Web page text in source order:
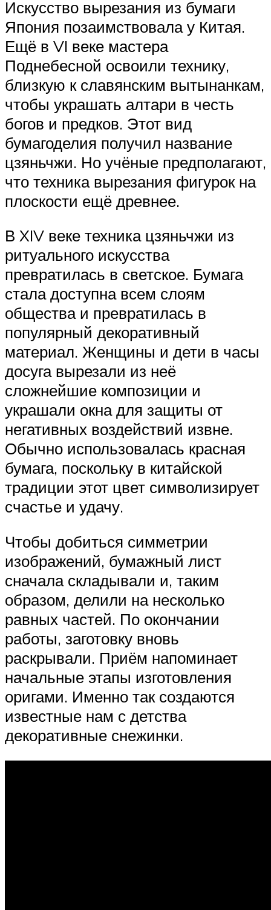
Искусство вырезания из бумаги
Япония позаимствовала у Китая.
Ещё в VI веке мастера
Поднебесной освоили технику,
близкую к славянским вытынанкам,
чтобы украшать алтари в честь
богов и предков. Этот вид
бумагоделия получил название
цзяньчжи. Но учёные предполагают,
что техника вырезания фигурок на
плоскости ещё древнее.
В XIV веке техника цзяньчжи из
ритуального искусства
превратилась в светское. Бумага
стала доступна всем слоям
общества и превратилась в
популярный декоративный
материал. Женщины и дети в часы
досуга вырезали из неё
сложнейшие композиции и
украшали окна для защиты от
негативных воздействий извне.
Обычно использовалась красная
бумага, поскольку в китайской
традиции этот цвет символизирует
счастье и удачу.
Чтобы добиться симметрии
изображений, бумажный лист
сначала складывали и, таким
образом, делили на несколько
равных частей. По окончании
работы, заготовку вновь
раскрывали. Приём напоминает
начальные этапы изготовления
оригами. Именно так создаются
известные нам с детства
декоративные снежинки.